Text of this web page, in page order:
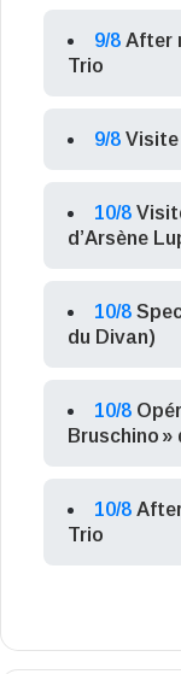
9/8 After
Trio
9/8 Visite
10/8
d’Arsène
10/8
du Divan)
10/8
Bruschino »
10/8
Trio